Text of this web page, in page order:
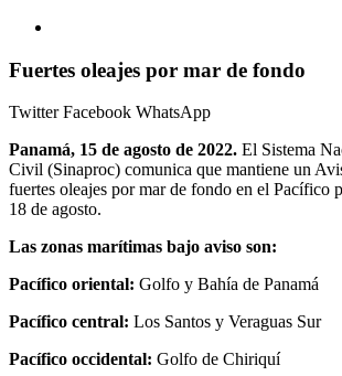
Fuertes oleajes por mar de fondo
TwitterFacebook WhatsApp
Panamá, 15 de agosto de 2022. El Sistema
Civil (Sinaproc) comunica que mantiene un
fuertes oleajes por mar de fondo en el Pacífico
18 de agosto.
Las zonas marítimas bajo aviso son:
Pacífico oriental: Golfo y Bahía de Panamá
Pacífico central: Los Santos y Veraguas Sur
Pacífico occidental: Golfo de Chiriquí